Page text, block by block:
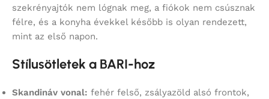
szekrényajtók nem lógnak meg, a fiókok nem csúsznak
félre, és a konyha évekkel később is olyan rendezett,
mint az első napon.
Stílusötletek a BARI-hoz
Skandináv vonal: fehér felső, zsályazöld alsó frontok,